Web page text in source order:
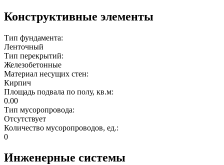
Конструктивные элементы
Тип фундамента:
Ленточный
Тип перекрытий:
Железобетонные
Материал несущих стен:
Кирпич
Площадь подвала по полу, кв.м:
0.00
Тип мусоропровода:
Отсутствует
Количество мусоропроводов, ед.:
0
Инженерные системы